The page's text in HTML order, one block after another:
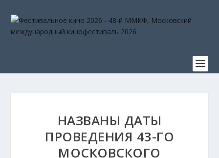
НАЗВАНЫ ДАТЫ
ПРОВЕДЕНИЯ 43-ГО
МОСКОВСКОГО